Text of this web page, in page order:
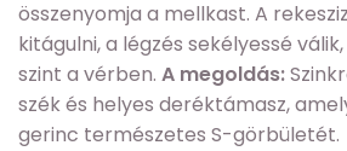
összenyomja a mellkast. A
kitágulni, a légzés sekélyessé
szint a vérben. A megoldás:
szék és helyes deréktámasz,
gerinc természetes S-görbületét.